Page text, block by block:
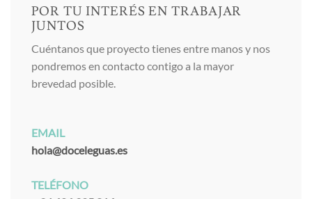
POR TU INTERÉS EN TRABAJAR
JUNTOS
Cuéntanos que proyecto tienes entre manos y nos
pondremos en contacto contigo a la mayor
brevedad posible.
EMAIL
hola@doceleguas.es
TELÉFONO